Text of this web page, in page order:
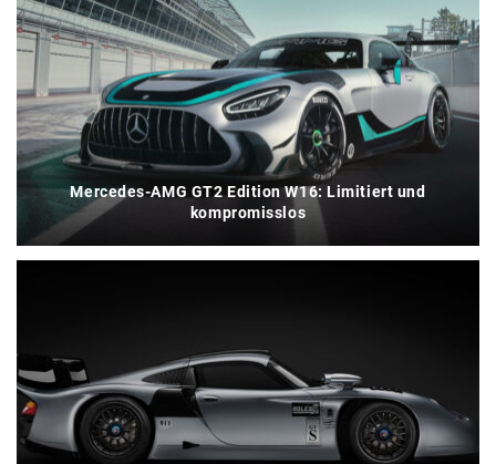
Mercedes-AMG GT2 Edition W16: Limitiert und
kompromisslos